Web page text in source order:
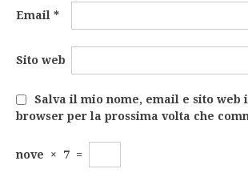
Email *
Sito web
Salva il mio nome, email e sito web
browser per la prossima volta che
nove × 7 =